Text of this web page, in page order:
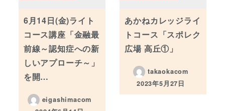
6月14日(金)ライト
コース講座「金融最
前線～認知症への新
しいアプローチ～」
を開…
eigashimacom
あかねカレッジライ
トコース「スポレク
広場 高丘①」
takaokacom
投稿日
2023年5月27日